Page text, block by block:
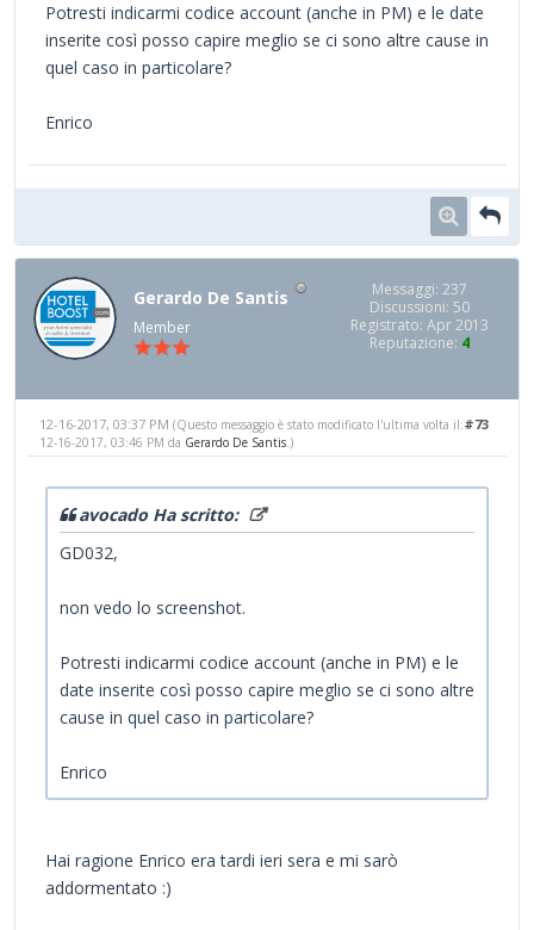
Potresti indicarmi codice account (anche in PM) e le date
inserite così posso capire meglio se ci sono altre cause in
quel caso in particolare?
Enrico
Gerardo De Santis
Member
Messaggi: 237
Discussioni: 50
Registrato: Apr 2013
Reputazione: 4
#73
12-16-2017, 03:37 PM (Questo messaggio è stato modificato l'ultima volta il:
12-16-2017, 03:46 PM da Gerardo De Santis.)
avocado Ha scritto:
GD032,
non vedo lo screenshot.
Potresti indicarmi codice account (anche in PM) e le
date inserite così posso capire meglio se ci sono altre
cause in quel caso in particolare?
Enrico
Hai ragione Enrico era tardi ieri sera e mi sarò
addormentato :)